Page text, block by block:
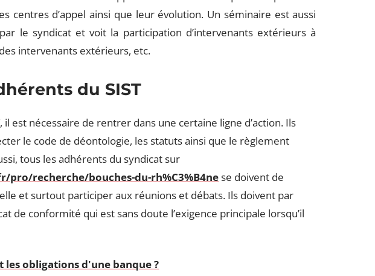
centres d’appel ainsi que leur évolution. Un séminaire est aussi
le syndicat et voit la participation d’intervenants extérieurs à
intervenants extérieurs, etc.
du SIST
il est nécessaire de rentrer dans une certaine ligne d’action. Ils
le code de déontologie, les statuts ainsi que le règlement
tous les adhérents du syndicat sur
recherche/bouches-du-rh%C3%B4nese doivent de
et surtout participer aux réunions et débats. Ils doivent par
de conformité qui est sans doute l’exigence principale lorsqu’il
les obligations d'une banque ?